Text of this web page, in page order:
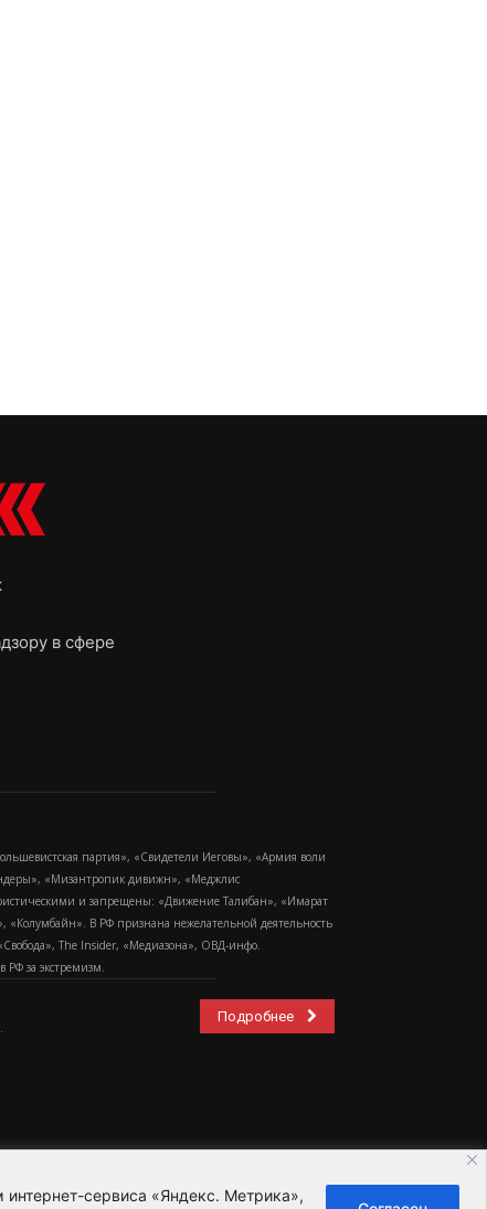
сервиса «Яндекс. Метрика»,
в сфере
партия», «Свидетели Иеговы», «Армия воли
«Мизантропик дивижн», «Меджлис
и запрещены: «Движение Талибан», «Имарат
«Колумбайн». В РФ признана нежелательной деятельность
The Insider, «Медиазона», ОВД-инфо.
за экстремизм.
Подробнее